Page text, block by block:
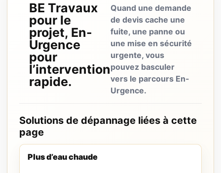
BE Travaux
pour le
projet, En-
Urgence
pour
l’intervention
rapide.
Quand une demande
de devis cache une
fuite, une panne ou
une mise en sécurité
urgente, vous
pouvez basculer
vers le parcours En-
Urgence.
Solutions de dépannage liées à cette
page
Plus d’eau chaude